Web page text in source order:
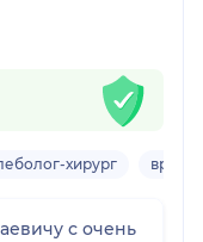
хирург врач
с очень